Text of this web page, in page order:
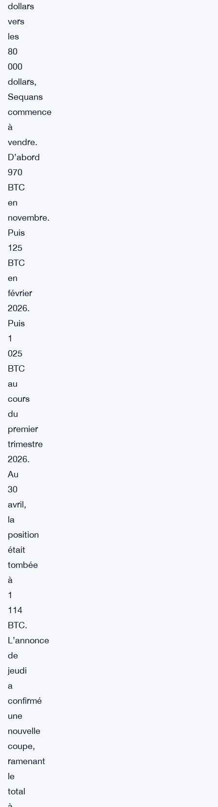
dollars
vers
les
80
000
dollars,
Sequans
commence
à
vendre.
D’abord
970
BTC
en
novembre.
Puis
125
BTC
en
février
2026.
Puis
1
025
BTC
au
cours
du
premier
trimestre
2026.
Au
30
avril,
la
position
était
tombée
à
1
114
BTC.
L’annonce
de
jeudi
a
confirmé
une
nouvelle
coupe,
ramenant
le
total